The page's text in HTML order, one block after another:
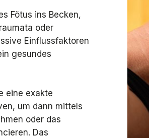
Fötus ins Becken,
oder
Einflussfaktoren
gesundes
eine exakte
um dann mittels
oder das
Das